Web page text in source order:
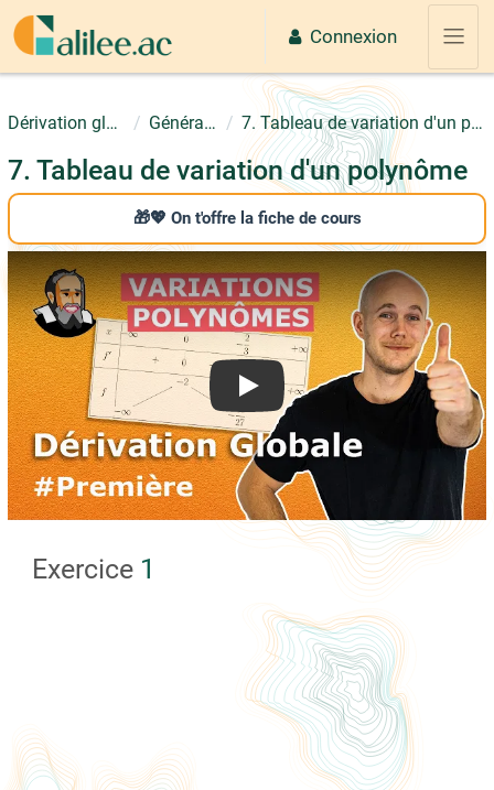
Passer au contenu principal
Connexion
Dérivation globale Généralités 7. Tableau de variation d'un polynôme
7. Tableau de variation d'un polynôme
🎁💖 On t'offre la fiche de cours
Exercice 1